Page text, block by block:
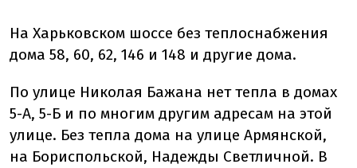
На Харьковском шоссе без теплоснабжения
дома 58, 60, 62, 146 и 148 и другие дома.
По улице Николая Бажана нет тепла в домах
5-А, 5-Б и по многим другим адресам на этой
улице. Без тепла дома на улице Армянской,
на Бориспольской, Надежды Светличной. В